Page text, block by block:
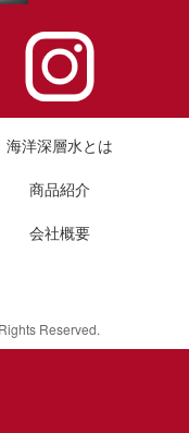
海洋深層水とは
商品紹介
会社概要
Reserved.